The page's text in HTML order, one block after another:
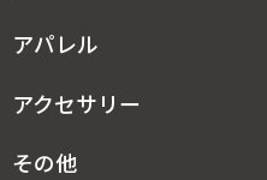
アパレル
アクセサリー
その他